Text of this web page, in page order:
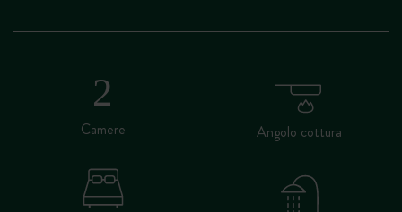
Camere Angolo cottura